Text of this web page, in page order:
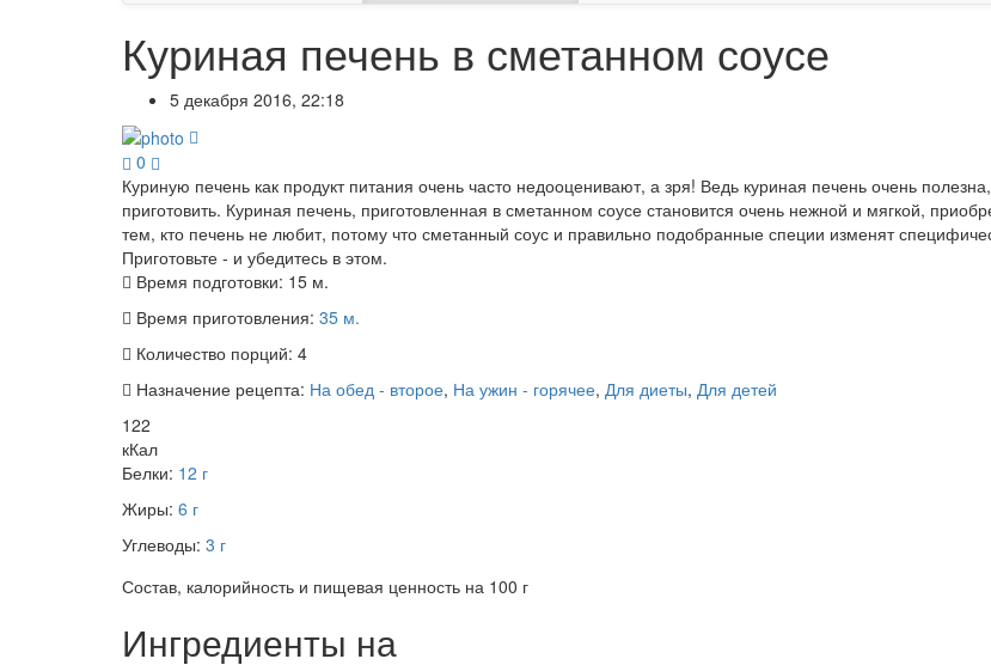
Куриная печень в сметанном соусе
5 декабря 2016, 22:18
0
Куриную печень как продукт питания очень часто недооценивают, а зря! Ведь куриная печень очень
приготовить. Куриная печень, приготовленная в сметанном соусе становится очень нежной и мягкой,
тем, кто печень не любит, потому что сметанный соус и правильно подобранные специи изменят
Приготовьте - и убедитесь в этом.
Время подготовки: 15 м.
Время приготовления: 35 м.
Количество порций: 4
Назначение рецепта: На обед - второе, На ужин - горячее, Для диеты, Для детей
122
кКал
Белки: 12 г
Жиры: 6 г
Углеводы: 3 г
Состав, калорийность и пищевая ценность на 100 г
Ингредиенты на